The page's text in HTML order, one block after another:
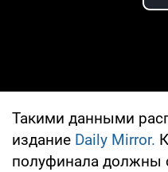
Такими данными
издание Daily Mirror.
полуфинала должны